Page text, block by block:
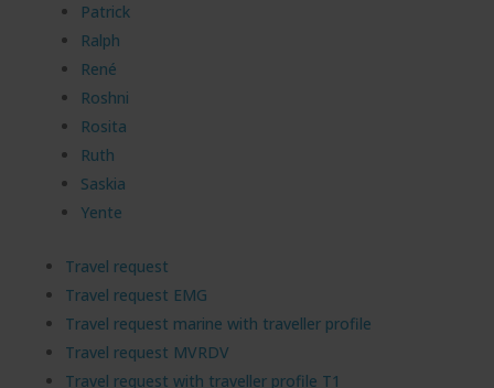
Patrick
Ralph
René
Roshni
Rosita
Ruth
Saskia
Yente
Travel request
Travel request EMG
Travel request marine with traveller profile
Travel request MVRDV
Travel request with traveller profile T1